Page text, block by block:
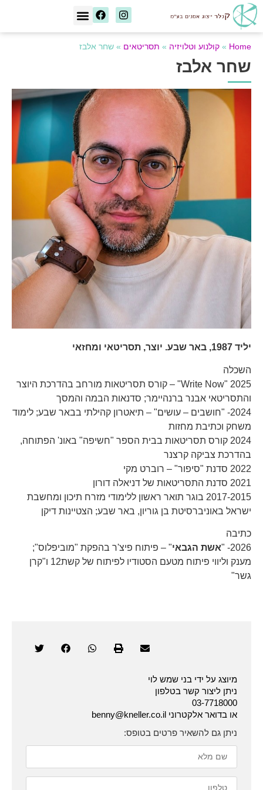
Home
» קולנוע וטלויזיה » תסריטאים » שחר אלבז
שחר אלבז
יליד 1987, באר שבע. יוצר, תסריטאי ומחזאי
השכלה
2025 "Write Now" – קורס תסריטאות מורחב בהדרכת היוצר
והתסריטאי אבנר ברנהיימר; סדנאות הבמה והמסך
2024- "חושבים – עושים" – תיאטרון קהילתי בבאר שבע; לימוד
משחק וכתיבת מחזות
2024 קורס תסריטאות בבית הספר "חשיפה" באונ' הפתוחה,
בהדרכת צביקה קרצנר
2022 סדנת "סיפור" – רוברט מקי
2021 סדנת התסריטאות של דניאלה דורון
2017-2015 בוגר תואר ראשון ללימודי מזרח תיכון ומחשבת
ישראל באוניברסיטת בן גוריון, באר שבע; הצטיינות דיקן
כתיבה
2026- "
אשת הגבאי" – פיתוח פיצ'ר בהפקת "מוביפלוס";
מענק וליווי פיתוח מטעם הסטודיו לפיתוח של קשת12 ו"קרן
גשר"
מיוצג על ידי בני שמש לוי
ניתן ליצור קשר בטלפון
03-7718000
או בדואר אלקטרוני benny@kneller.co.il
ניתן גם להשאיר פרטים בטופס: